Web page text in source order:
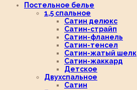
Постельное белье
1,5 спальное
Сатин делюкс
Сатин-страйп
Сатин-фланель
Сатин-тенсел
Сатин-жатый шелк
Сатин-жаккард
Детское
Двухспальное
Сатин